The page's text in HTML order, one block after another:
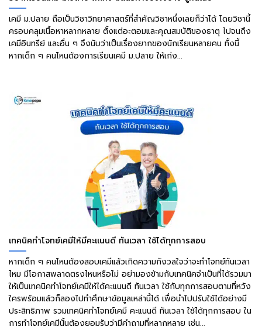
เคมี ม.ปลาย ถือเป็นวิชาวิทยาศาสตร์ที่สำคัญวิชาหนึ่งเลยก็ว่าได้ โดยวิชานี้
ครอบคลุมเนื้อหาหลากหลาย ตั้งแต่อะตอมและคุณสมบัติของธาตุ ไปจนถึง
เคมีอินทรีย์ และอื่น ๆ จึงนับว่าเป็นเรื่องยากของนักเรียนหลายคน ทั้งนี้
หากเด็ก ๆ คนไหนต้องการเรียนเคมี ม.ปลาย ให้เก่ง...
เทคนิคทำโจทย์เคมีให้มีคะแนนดี ทันเวลา ใช้ได้ทุกการสอบ
หากเด็ก ๆ คนไหนต้องสอบเคมีแล้วเกิดความกังวลใจว่าจะทำโจทย์ทันเวลา
ไหม มีโอกาสพลาดตรงไหนหรือไม่ อย่ามองข้ามกับเทคนิคจำเป็นที่ได้รวมมา
ให้เป็นเทคนิคทำโจทย์เคมีให้ได้คะแนนดี ทันเวลา ใช้กับทุกการสอบตามที่หวัง
ใครพร้อมแล้วก็ลองไปทำศึกษาข้อมูลเหล่านี้ได้ เพื่อนำไปปรับใช้ได้อย่างมี
ประสิทธิภาพ รวมเทคนิคทำโจทย์เคมี คะแนนดี ทันเวลา ใช้ได้ทุกการสอบ ใน
การทำโจทย์เคมีนั้นต้องยอมรับว่ามีคำถามที่หลากหลาย เช่น...